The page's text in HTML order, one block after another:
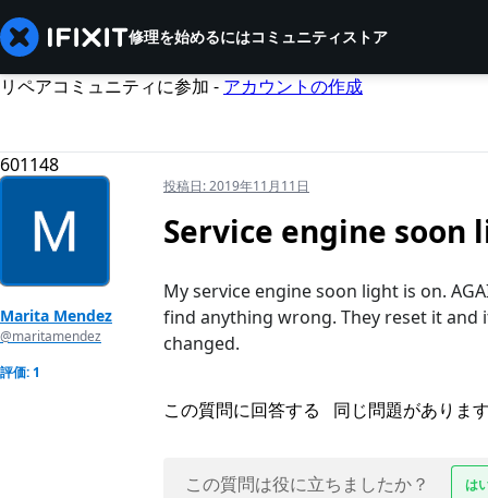
修理を始めるにはコミュニティストア
リペアコミュニティに参加 - アカウントの作成
601148
Marita Mendez
@maritamendez
評価: 1
投稿日:2019年11月11日
Service engine soon
My service engine soon light is on.
find anything wrong. They reset it
changed.
この質問に回答する 同じ問題があります
この質問は役に立ちましたか？ は